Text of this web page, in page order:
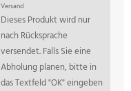
Versand
Dieses Produkt wird nur
nach Rücksprache
versendet. Falls Sie eine
Abholung planen, bitte in
das Textfeld "OK" eingeben